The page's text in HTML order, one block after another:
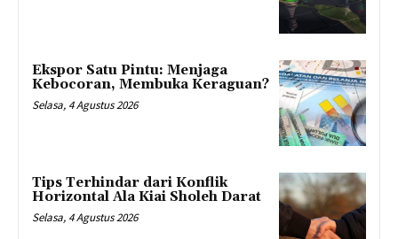
Ekspor Satu Pintu: Menjaga
Kebocoran, Membuka Keraguan?
Selasa, 4 Agustus 2026
Tips Terhindar dari Konflik
Horizontal Ala Kiai Sholeh Darat
Selasa, 4 Agustus 2026